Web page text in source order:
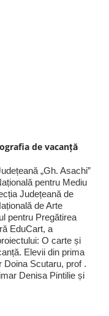
de vacanță
„Gh. Asachi”
pentru Mediu
Județeană de
de Arte
pentru Pregătirea
EduCart, a
O carte și
Elevii din prima
Doina Scutaru, prof .
Denisa Pintilie și